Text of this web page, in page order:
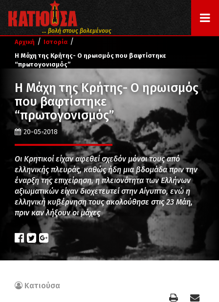
... βολή στους βολεμένους
Αρχική / Ιστορία /
Η Μάχη της Κρήτης- Ο ηρωισμός που βαφτίστηκε
“πρωτογονισμός”
Η Μάχη της Κρήτης- Ο ηρωισμός
που βαφτίστηκε
“πρωτογονισμός”
20-05-2018
Οι Κρητικοί είχαν αφεθεί σχεδόν μόνοι τους από
ελληνικής πλευράς, καθώς ήδη μια βδομάδα πριν την
έναρξη της επιχείρηση, η πλειονότητα των Ελλήνων
αξιωματικών είχαν διοχετευτεί στην Αίγυπτο, ενώ η
ελληνική κυβέρνηση τους ακολούθησε στις 23 Μάη,
πριν καν λήξουν οι μάχες
Κατιούσα